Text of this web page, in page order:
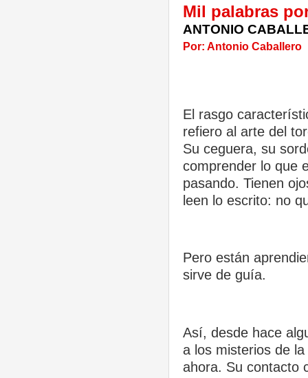
Mil palabras
ANTONIO
Por: Antonio Caballero
El rasgo
refiero al arte del
Su ceguera, su
comprender lo que
pasando. Tienen
leen lo escrito: no
Pero están
sirve de guía.
Así, desde hace
a los misterios de
ahora. Su contacto